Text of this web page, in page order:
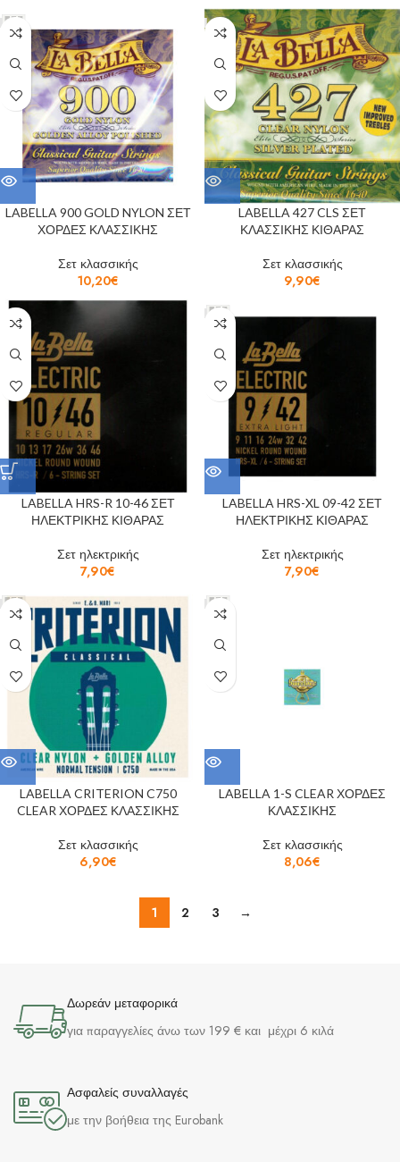
LABELLA 900 GOLD NYLON ΣΕΤ
ΧΟΡΔΕΣ ΚΛΑΣΣΙΚΗΣ
Σετ κλασσικής
10,20€
LABELLA 427 CLS ΣΕΤ
ΚΛΑΣΣΙΚΗΣ ΚΙΘΑΡΑΣ
Σετ κλασσικής
9,90€
LABELLA HRS-R 10-46 ΣΕΤ
ΗΛΕΚΤΡΙΚΗΣ ΚΙΘΑΡΑΣ
Σετ ηλεκτρικής
7,90€
LABELLA HRS-XL 09-42 ΣΕΤ
ΗΛΕΚΤΡΙΚΗΣ ΚΙΘΑΡΑΣ
Σετ ηλεκτρικής
7,90€
LABELLA CRITERION C750
CLEAR ΧΟΡΔΕΣ ΚΛΑΣΣΙΚΗΣ
Σετ κλασσικής
6,90€
LABELLA 1-S CLEAR ΧΟΡΔΕΣ
ΚΛΑΣΣΙΚΗΣ
Σετ κλασσικής
8,06€
1 2 3 →
Δωρεάν μεταφορικά
για παραγγελίες άνω των 199 € και μέχρι 6 κιλά
Ασφαλείς συναλλαγές
με την βοήθεια της Eurobank